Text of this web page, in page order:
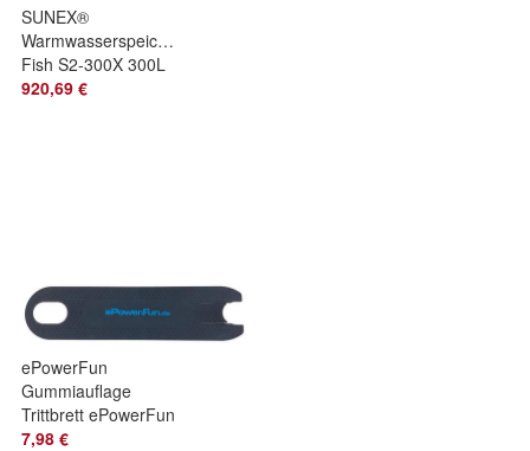
SUNEX®
Warmwasserspeicher
Fish S2-300X 300L
Brauchwasser
920,69 €
ePowerFun
Gummiauflage
Trittbrett ePowerFun
Logo
7,98 €